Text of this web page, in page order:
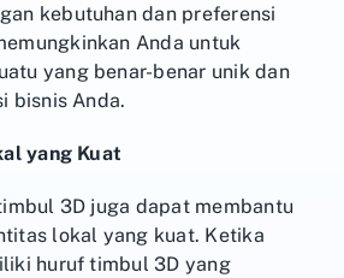
kebutuhan dan preferensi
Anda untuk
yang benar-benar unik dan
bisnis Anda.
yang Kuat
3D juga dapat membantu
lokal yang kuat. Ketika
huruf timbul 3D yang